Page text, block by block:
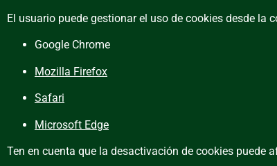
El usuario puede gestionar el uso de cookies desde
Google Chrome
Mozilla Firefox
Safari
Microsoft Edge
Ten en cuenta que la desactivación de cookies puede